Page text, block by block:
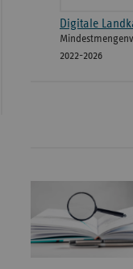
Digitale
2022-2026